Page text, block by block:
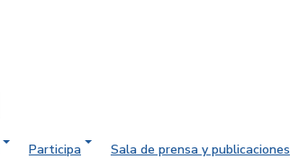
Participa Sala de prensa y publicaciones